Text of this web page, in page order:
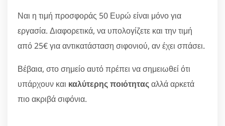
Ναι η τιμή προσφοράς 50 Ευρώ είναι μόνο για
εργασία. Διαφορετικά, να υπολογίζετε και την τιμή
από 25€ για αντικατάσταση σιφονιού, αν έχει σπάσει.
Βέβαια, στο σημείο αυτό πρέπει να σημειωθεί ότι
υπάρχουν και καλύτερης ποιότηταςαλλά αρκετά
πιο ακριβά σιφόνια.